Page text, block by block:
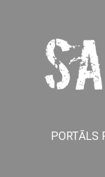
PORTĀLS